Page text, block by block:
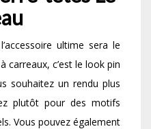
ultime sera le
carreaux, c’est le look pin
souhaitez un rendu plus
plutôt pour des motifs
Vous pouvez également